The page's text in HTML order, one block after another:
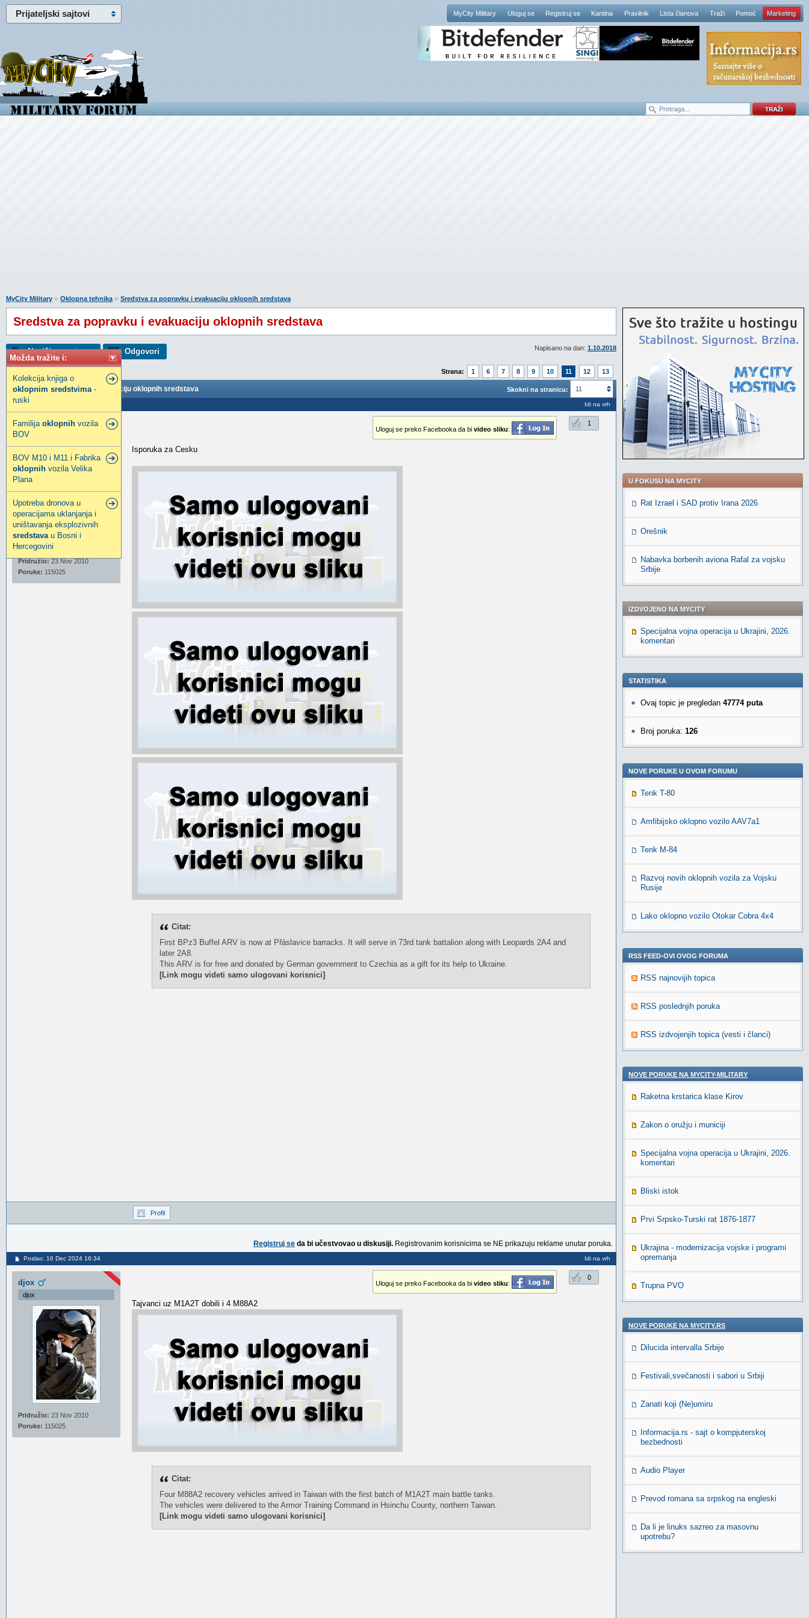
Prijateljski sajtovi MyCity Military Uloguj se Registruj se Kantina Pravilnik Lista članova Traži Pomoć Marketing
Možda tražite i:
Kolekcija knjiga o
oklopnim sredstvima-
ruski
Familija oklopnih vozila
BOV
BOV M10 i M11 i Fabrika
oklopnih vozila Velika
Plana
Upotreba dronova u
operacijama uklanjanja i
uništavanja eksplozivnih
sredstavau Bosni i
Hercegovini
MyCity Military » Oklopna tehnika» Sredstva za popravku i evakuaciju oklopnih sredstava
Sredstva za popravku i evakuaciju oklopnih sredstava
Napisano na dan: 1.10.2018
Napiši novu temu Odgovori
Strana: 1 6 7 8 9 10 11 12 13
Skokni na stranicu: 11
Sredstva za popravku i evakuaciju oklopnih sredstava
Poslao: 29 Nov 2024 13:39 Idi na vrh
djox
Pridružio:23 Nov 2010
Poruke: 115025
1
Uloguj se preko Facebooka da bi video sliku:
Isporuka za Cesku
Citat:
First BPz3 Buffel ARV is now at Přáslavice barracks. It will serve in 73rd tank battalion along with Leopards 2A4 and
later 2A8.
This ARV is for free and donated by German government to Czechia as a gift for its help to Ukraine.
[Link mogu videti samo ulogovani korisnici]
Profil
Registruj se da bi učestvovao u diskusiji. Registrovanim korisnicima se NE prikazuju reklame unutar poruka.
Poslao: 16 Dec 2024 16:34 Idi na vrh
djox
djox
Pridružio: 23 Nov 2010
Poruke: 115025
0
Uloguj se preko Facebooka da bi video sliku:
Tajvanci uz M1A2T dobili i 4 M88A2
Citat:
Four M88A2 recovery vehicles arrived in Taiwan with the first batch of M1A2T main battle tanks.
The vehicles were delivered to the Armor Training Command in Hsinchu County, northern Taiwan.
[Link mogu videti samo ulogovani korisnici]
U FOKUSU NA MYCITY
Rat Izrael i SAD protiv Irana 2026
Orešnik
Nabavka borbenih aviona Rafal za vojsku
Srbije
IZDVOJENO NA MYCITY
Specijalna vojna operacija u Ukrajini, 2026.
komentari
STATISTIKA
Ovaj topic je pregledan 47774 puta
Broj poruka: 126
NOVE PORUKE U OVOM FORUMU
Tenk T-80
Amfibijsko oklopno vozilo AAV7a1
Tenk M-84
Razvoj novih oklopnih vozila za Vojsku
Rusije
Lako oklopno vozilo Otokar Cobra 4x4
RSS FEED-OVI OVOG FORUMA
RSS najnovijih topica
RSS poslednjih poruka
RSS izdvojenjih topica (vesti i članci)
NOVE PORUKE NA MYCITY-MILITARY
Raketna krstarica klase Kirov
Zakon o oružju i municiji
Specijalna vojna operacija u Ukrajini, 2026.
komentari
Bliski istok
Prvi Srpsko-Turski rat 1876-1877
Ukrajina - modernizacija vojske i programi
opremanja
Trupna PVO
NOVE PORUKE NA MYCITY.RS
Dilucida intervalla Srbije
Festivali,svečanosti i sabori u Srbiji
Zanati koji (Ne)umiru
Informacija.rs - sajt o kompjuterskoj
bezbednosti
Audio Player
Prevod romana sa srpskog na engleski
Da li je linuks sazreo za masovnu
upotrebu?